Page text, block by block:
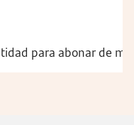
para abonar de